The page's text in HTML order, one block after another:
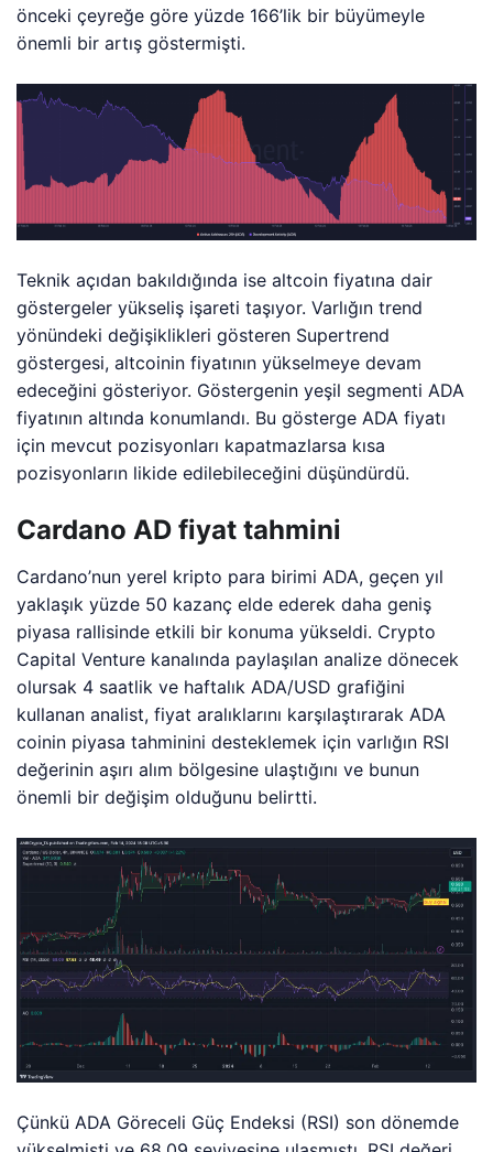
önceki çeyreğe göre yüzde 166’lik bir büyümeyle
önemli bir artış göstermişti.
Teknik açıdan bakıldığında ise altcoin fiyatına dair
göstergeler yükseliş işareti taşıyor. Varlığın trend
yönündeki değişiklikleri gösteren Supertrend
göstergesi, altcoinin fiyatının yükselmeye devam
edeceğini gösteriyor. Göstergenin yeşil segmenti ADA
fiyatının altında konumlandı. Bu gösterge ADA fiyatı
için mevcut pozisyonları kapatmazlarsa kısa
pozisyonların likide edilebileceğini düşündürdü.
Cardano AD fiyat tahmini
Cardano’nun yerel kripto para birimi ADA, geçen yıl
yaklaşık yüzde 50 kazanç elde ederek daha geniş
piyasa rallisinde etkili bir konuma yükseldi. Crypto
Capital Venture kanalında paylaşılan analize dönecek
olursak 4 saatlik ve haftalık ADA/USD grafiğini
kullanan analist, fiyat aralıklarını karşılaştırarak ADA
coinin piyasa tahminini desteklemek için varlığın RSI
değerinin aşırı alım bölgesine ulaştığını ve bunun
önemli bir değişim olduğunu belirtti.
Çünkü ADA Göreceli Güç Endeksi (RSI) son dönemde